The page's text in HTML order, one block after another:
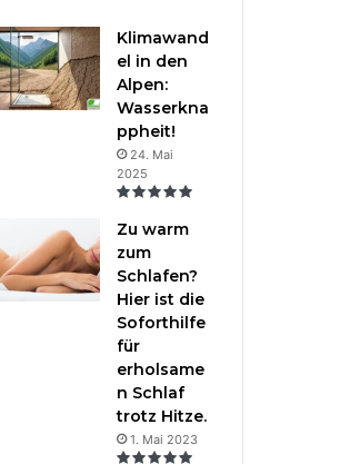
Klimawand
el in den
Alpen:
Wasserkna
ppheit!
24. Mai
2025
Zu warm
zum
Schlafen?
Hier ist die
Soforthilfe
für
erholsame
n Schlaf
trotz Hitze.
1. Mai 2023